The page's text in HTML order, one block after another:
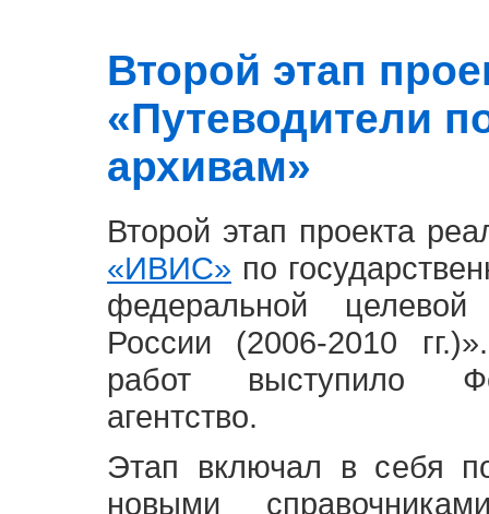
Второй этап
«Путеводители
архивам»
Второй этап проекта
«ИВИС» по
федеральной
России (2006-2010
работ выступило
агентство.
Этап включал в себя
новыми